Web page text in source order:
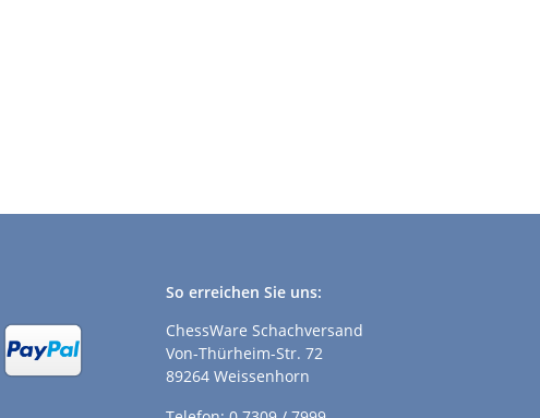
So erreichen Sie uns:
ChessWare Schachversand
Von-Thürheim-Str. 72
89264 Weissenhorn